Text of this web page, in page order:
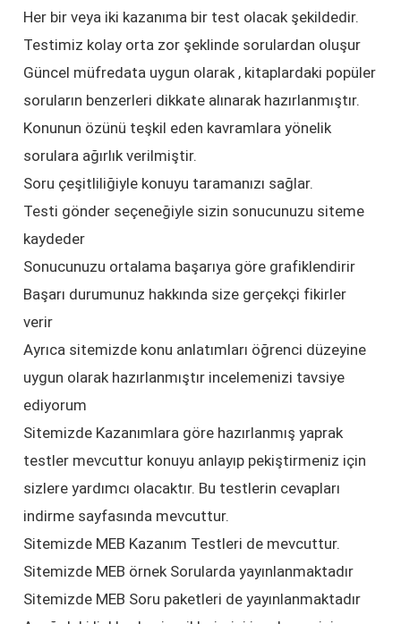
Her bir veya iki kazanıma bir test olacak şekildedir.
Testimiz kolay orta zor şeklinde sorulardan oluşur
Güncel müfredata uygun olarak , kitaplardaki popüler
soruların benzerleri dikkate alınarak hazırlanmıştır.
Konunun özünü teşkil eden kavramlara yönelik
sorulara ağırlık verilmiştir.
Soru çeşitliliğiyle konuyu taramanızı sağlar.
Testi gönder seçeneğiyle sizin sonucunuzu siteme
kaydeder
Sonucunuzu ortalama başarıya göre grafiklendirir
Başarı durumunuz hakkında size gerçekçi fikirler
verir
Ayrıca sitemizde konu anlatımları öğrenci düzeyine
uygun olarak hazırlanmıştır incelemenizi tavsiye
ediyorum
Sitemizde Kazanımlara göre hazırlanmış yaprak
testler mevcuttur konuyu anlayıp pekiştirmeniz için
sizlere yardımcı olacaktır. Bu testlerin cevapları
indirme sayfasında mevcuttur.
Sitemizde MEB Kazanım Testleri de mevcuttur.
Sitemizde MEB örnek Sorularda yayınlanmaktadır
Sitemizde MEB Soru paketleri de yayınlanmaktadır